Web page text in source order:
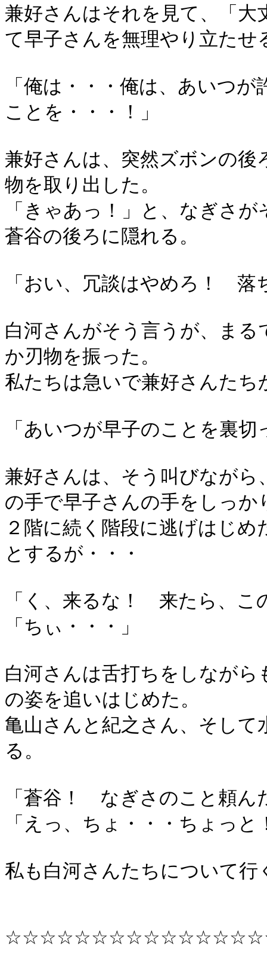
兼好さんはそれを見て、「大
て早子さんを無理やり立たせ
「俺は・・・俺は、あいつ
ことを・・・！」
兼好さんは、突然ズボンの
物を取り出した。
「きゃあっ！」と、なぎさ
蒼谷の後ろに隠れる。
「おい、冗談はやめろ！ 落
白河さんがそう言うが、ま
か刃物を振った。
私たちは急いで兼好さんたち
「あいつが早子のことを裏
兼好さんは、そう叫びながら
の手で早子さんの手をしっ
２階に続く階段に逃げはじ
とするが・・・
「く、来るな！ 来たら、こ
「ちぃ・・・」
白河さんは舌打ちをしなが
の姿を追いはじめた。
亀山さんと紀之さん、そし
る。
「蒼谷！ なぎさのこと頼ん
「えっ、ちょ・・・ちょっと
私も白河さんたちについて